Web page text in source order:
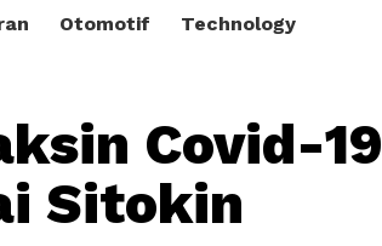
Otomotif Technology
Covid-19
Sitokin